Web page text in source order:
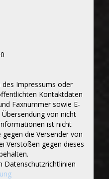
Impressums oder
Kontaktdaten
Faxnummer sowie E-
von nicht
ist nicht
die Versender von
Verstößen gegen dieses
Datenschutzrichtlinien